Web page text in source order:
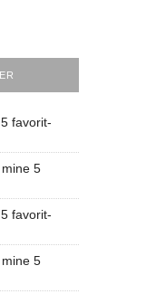
favorit-
5
favorit-
5